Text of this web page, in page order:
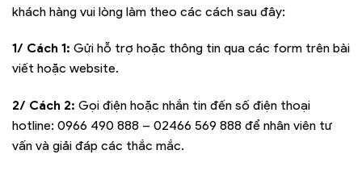
khách hàng vui lòng làm theo các cách sau đây:
1/ Cách 1: Gửi hỗ trợ hoặc thông tin qua các form trên bài
viết hoặc website.
2/ Cách 2: Gọi điện hoặc nhắn tin đến số điện thoại
hotline: 0966 490 888 – 02466 569 888 để nhân viên tư
vấn và giải đáp các thắc mắc.